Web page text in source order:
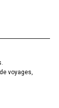
voyages,